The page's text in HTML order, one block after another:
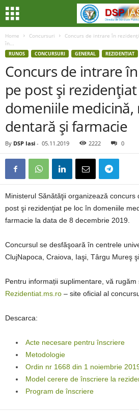
Home Concursuri
Concurs de intrare în
în...
RUNOS CONCURSURI GENERAL REZIDENȚIAT
Concurs de intrare
pe post şi
domeniile medicină,
dentară şi farmacie
By DSP Iasi - 05.11.2019 2222 0
Ministerul Sănătăţii organizează
post şi rezidenţiat pe loc în domeniile
farmacie la data de 8 decembrie 2019.
Concursul se desfăşoară în centrele
ClujNapoca, Craiova, Iaşi, Târgu Mureş
Pentru informații suplimentare, vă rugăm
Rezidentiat.ms.ro – site oficial al
Descarca:
Acte necesare pentru înscriere
Metodologie
Ordin nr 1668 din 1 noiembrie
Model cerere de înscriere la
Program de înscriere